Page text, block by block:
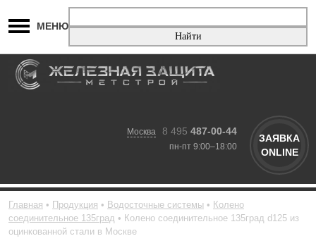
МЕНЮ
Москва 8 495 487-00-44
пн-пт 9:00–18:00
ЗАЯВКА
ONLINE
Главная Продукция Водосточные системы
Колено
соединительное 135град
Колено соединительное 135град d125 из
оцинкованной стали в Москве